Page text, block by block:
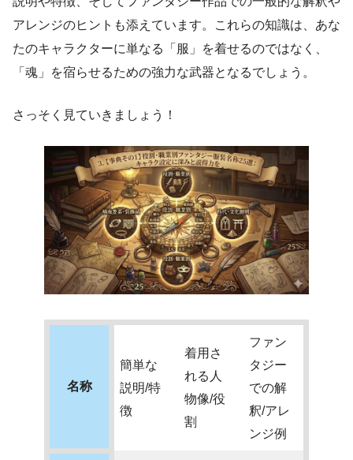
アレンジのヒントも添えています。これらの知識は、あな
たのキャラクターに単なる「服」を着せるのではなく、
「魂」を宿らせるための強力な武器となるでしょう。
さっそく見ていきましょう！
名称
簡単な
説明/特
徴
着用さ
れる人
物像/役
割
ファン
タジー
での解
釈/アレ
ンジ例